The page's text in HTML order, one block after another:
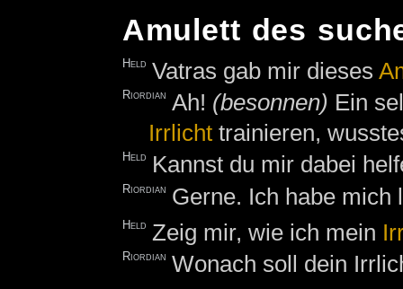
Amulett des
Held Vatras gab mir dieses
Riordian Ah! (besonnen) Ein
Irrlichttrainieren,
Held Kannst du mir dabei
Riordian Gerne. Ich habe
Held Zeig mir, wie ich mein
Riordian Wonach soll dein